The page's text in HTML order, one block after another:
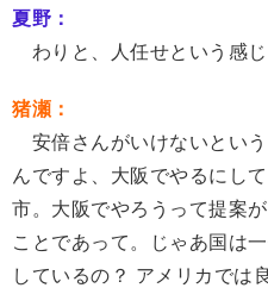
夏野：
わりと、人任せという感
猪瀬：
安倍さんがいけないとい
んですよ、大阪でやるにし
市。大阪でやろうって提案
ことであって。じゃあ国は
しているの？ アメリカでは